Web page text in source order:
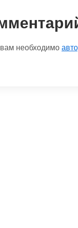
необходимо